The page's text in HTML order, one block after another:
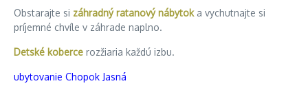
Obstarajte si záhradný ratanový nábytoka vychutnajte si
príjemné chvíle v záhrade naplno.
Detské koberce rozžiaria každú izbu.
ubytovanie Chopok Jasná